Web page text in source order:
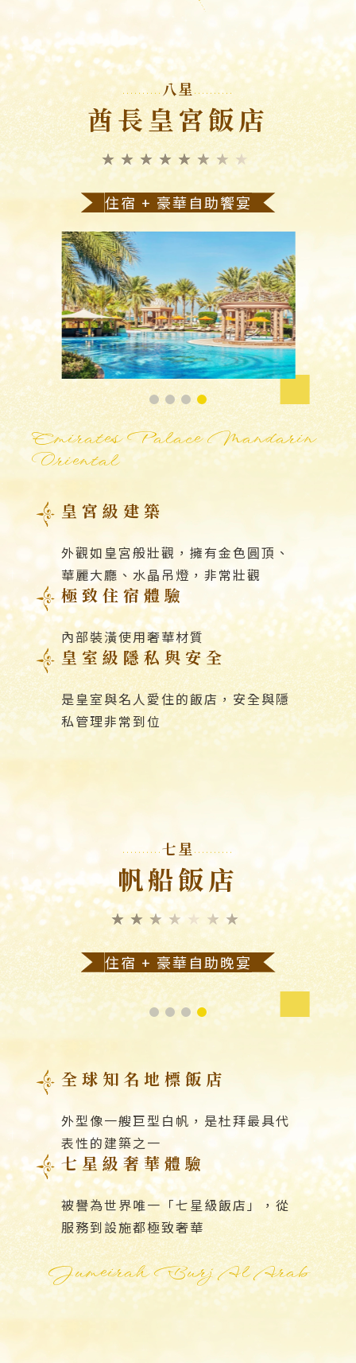
八星
酋長皇宮飯店
★★★★★★★★
住宿 + 豪華自助饗宴
Emirates Palace Mandarin
Oriental
皇宮級建築
外觀如皇宮般壯觀，擁有金色圓頂、
華麗大廳、水晶吊燈，非常壯觀
極致住宿體驗
內部裝潢使用奢華材質
皇室級隱私與安全
是皇室與名人愛住的飯店，安全與隱
私管理非常到位
全球知名地標飯店
外型像一艘巨型白帆，是杜拜最具代
表性的建築之一
七星級奢華體驗
被譽為世界唯一「七星級飯店」，從
服務到設施都極致奢華
Jumeirah Burj Al Arab
七星
帆船飯店
★★★★★★★
住宿 + 豪華自助晚宴